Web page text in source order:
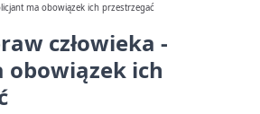
ma obowiązek ich przestrzegać
człowieka -
ich